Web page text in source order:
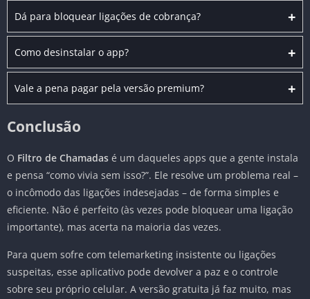
+
Dá para bloquear ligações de cobrança?
+
Como desinstalar o app?
+
Vale a pena pagar pela versão premium?
Conclusão
O Filtro de Chamadas é um daqueles apps que a gente instala
e pensa “como vivia sem isso?”. Ele resolve um problema real –
o incômodo das ligações indesejadas – de forma simples e
eficiente. Não é perfeito (às vezes pode bloquear uma ligação
importante), mas acerta na maioria das vezes.
Para quem sofre com telemarketing insistente ou ligações
suspeitas, esse aplicativo pode devolver a paz e o controle
sobre seu próprio celular. A versão gratuita já faz muito, mas